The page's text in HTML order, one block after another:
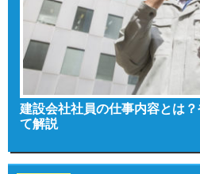
建設会社社員の仕事内容とは
て解説